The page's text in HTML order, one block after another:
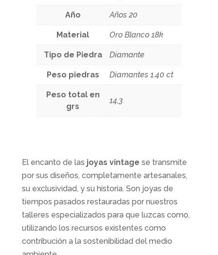
Año Años 20
Material Oro Blanco 18k
Tipo de Piedra Diamante
Peso piedras Diamantes 1.40 ct
Peso total en
grs
14,3
El encanto de las joyas vintage se transmite
por sus diseños, completamente artesanales,
su exclusividad, y su historia. Son joyas de
tiempos pasados restauradas por nuestros
talleres especializados para que luzcas como,
utilizando los recursos existentes como
contribución a la sostenibilidad del medio